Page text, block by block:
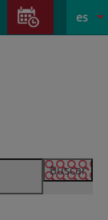
activo
es